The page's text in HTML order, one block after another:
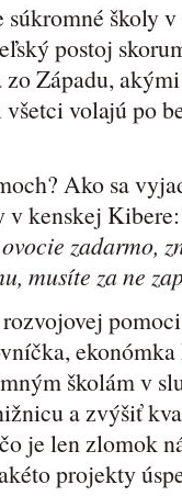
školy
postoj
Západu,
volajú po
Ako sa
v kenskej
zadarmo,
musíte za ne
školám v
a zvýšiť
je len zlomok
projekty